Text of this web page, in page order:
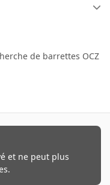
de barrettes OCZ
et ne peut plus